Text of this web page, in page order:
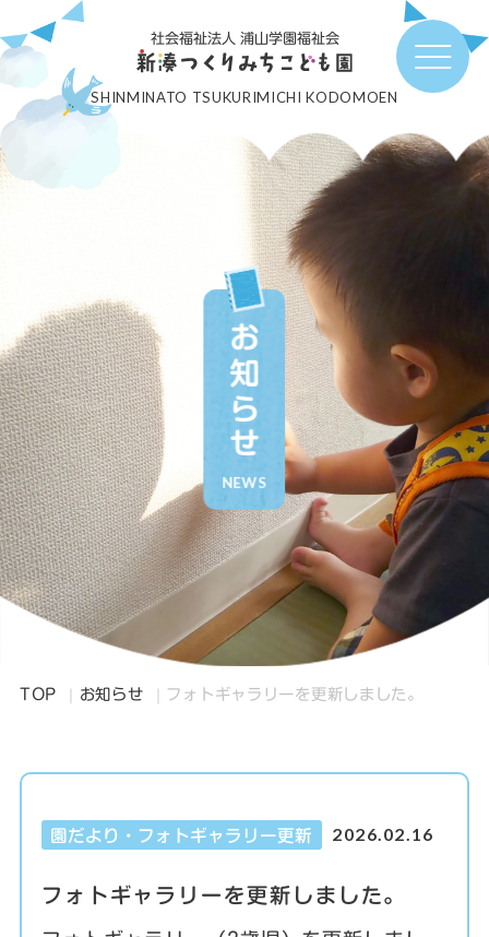
社会福祉法人 浦山学園福祉会
SHINMINATO TSUKURIMICHI KODOMOEN
お知らせ
NEWS
TOP お知らせ フォトギャラリーを更新しました。
園だより・フォトギャラリー更新 2026.02.16
フォトギャラリーを更新しました。